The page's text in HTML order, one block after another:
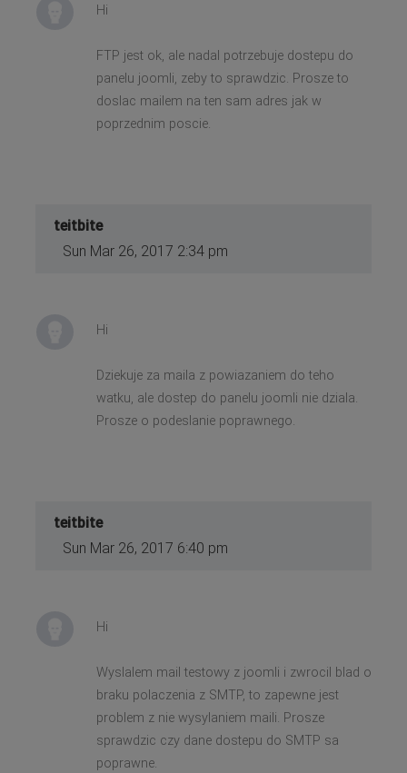
Hi
FTP jest ok, ale nadal potrzebuje dostepu do
panelu joomli, zeby to sprawdzic. Prosze to
doslac mailem na ten sam adres jak w
poprzednim poscie.
teitbite
Sun Mar 26, 2017 2:34 pm
Hi
Dziekuje za maila z powiazaniem do teho
watku, ale dostep do panelu joomli nie dziala.
Prosze o podeslanie poprawnego.
teitbite
Sun Mar 26, 2017 6:40 pm
Hi
Wyslalem mail testowy z joomli i zwrocil blad o
braku polaczenia z SMTP, to zapewne jest
problem z nie wysylaniem maili. Prosze
sprawdzic czy dane dostepu do SMTP sa
poprawne.